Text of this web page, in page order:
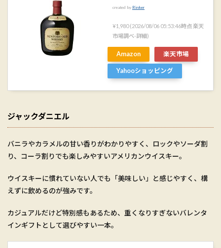
created by Rinker
¥1,980 (2026/08/06 05:53:46時点 楽天
市場調べ-詳細)
Amazon 楽天市場
Yahooショッピング
ジャックダニエル
バニラやカラメルの甘い香りがわかりやすく、ロックやソーダ割
り、コーラ割りでも楽しみやすいアメリカンウイスキー。
ウイスキーに慣れていない人でも「美味しい」と感じやすく、構
えずに飲めるのが強みです。
カジュアルだけど特別感もあるため、重くなりすぎないバレンタ
インギフトとして選びやすい一本。